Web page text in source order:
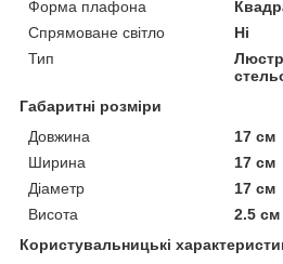
Форма плафона
Спрямоване світло
Ні
Тип
Габаритні розміри
Довжина
17 см
Ширина
17 см
Діаметр
17 см
Висота
2.5 см
Користувальницькі